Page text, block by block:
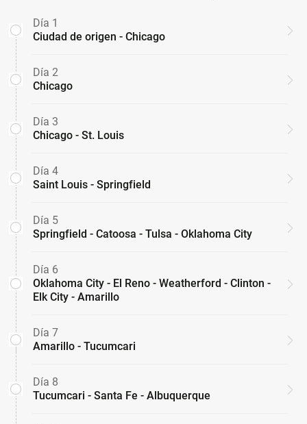
Día 1
Ciudad de origen - Chicago
Día 2
Chicago
Día 3
Chicago - St. Louis
Día 4
Saint Louis - Springfield
Día 5
Springfield - Catoosa - Tulsa - Oklahoma City
Día 6
Oklahoma City - El Reno - Weatherford - Clinton -
Elk City - Amarillo
Día 7
Amarillo - Tucumcari
Día 8
Tucumcari - Santa Fe - Albuquerque